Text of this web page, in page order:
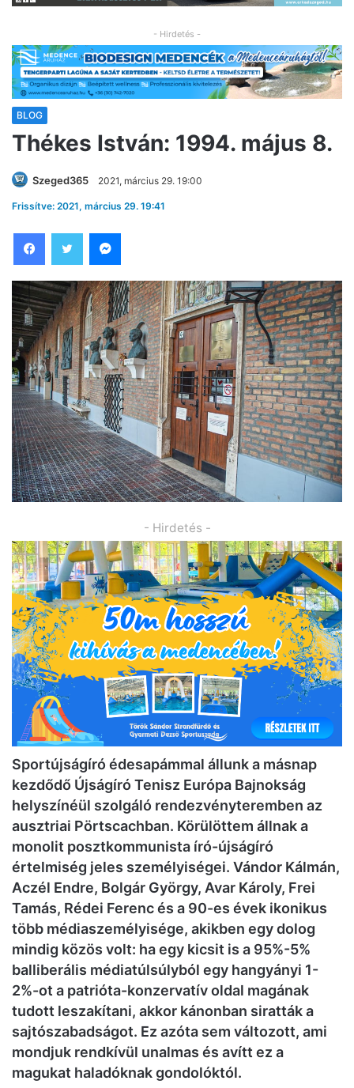
- Hirdetés -
BLOG
Thékes István: 1994. május 8.
Szeged365 2021, március 29. 19:00
Frissítve: 2021, március 29. 19:41
- Hirdetés -
Sportújságíró édesapámmal állunk a másnap
kezdődő Újságíró Tenisz Európa Bajnokság
helyszínéül szolgáló rendezvényteremben az
ausztriai Pörtscachban. Körülöttem állnak a
monolit posztkommunista író-újságíró
értelmiség jeles személyiségei. Vándor Kálmán,
Aczél Endre, Bolgár György, Avar Károly, Frei
Tamás, Rédei Ferenc és a 90-es évek ikonikus
több médiaszemélyisége, akikben egy dolog
mindig közös volt: ha egy kicsit is a 95%-5%
balliberális médiatúlsúlyból egy hangyányi 1-
2%-ot a patrióta-konzervatív oldal magának
tudott leszakítani, akkor kánonban siratták a
sajtószabadságot. Ez azóta sem változott, ami
mondjuk rendkívül unalmas és avítt ez a
magukat haladóknak gondolóktól.